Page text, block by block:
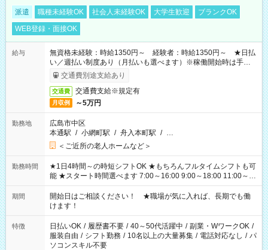
派遣 職種未経験OK 社会人未経験OK 大学生歓迎
ブランクOK
WEB登録・面接OK
給与
無資格未経験：時給1350円～ 経験者：時給1350円～ ★日払
い／週払い制度あり（月払いも選べます）※稼働開始時は手続き
完了次第のお支払いとなります。
交通費別途支給あり
交通費 交通費支給※規定有
月収例 ～5万円
勤務地
広島市中区
本通駅 / 小網町駅 / 舟入本町駅 / …
＜ご近所の老人ホームなど＞
勤務時間
★1日4時間～の時短シフトOK ★もちろんフルタイムシフトも可
能 ★スタート時間選べます 7:00～16:00 9:00～18:00 11:00～
20:00 など 残業なし！ ※Wワークの場合、他のお仕事と合わせ
週40時間超の就業はご案内できません ※法令に基づき、週20時
間以上勤務は社会保険への加入対象となります ※労働者派遣法
（日雇い派遣の原則禁止）により、短時間・短期間の就業はご
案内が難しい場合があります
期間
開始日はご相談ください！ ★職場が気に入れば、長期でも働
けます！
特徴 日払いOK / 履歴書不要 / 40～50代活躍中 / 副業・WワークOK /
服装自由 / シフト勤務 / 10名以上の大量募集 / 電話対応なし / パ
ソコンスキル不要